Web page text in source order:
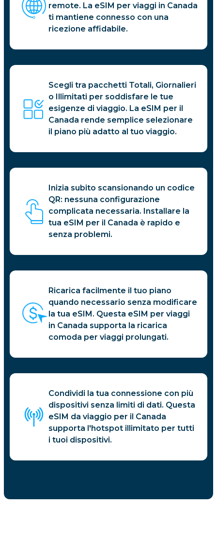
remote. La eSIM per viaggi in Canada
ti mantiene connesso con una
ricezione affidabile.
Scegli tra pacchetti Totali, Giornalieri
o Illimitati per soddisfare le tue
esigenze di viaggio. La eSIM per il
Canada rende semplice selezionare
il piano più adatto al tuo viaggio.
Inizia subito scansionando un codice
QR: nessuna configurazione
complicata necessaria. Installare la
tua eSIM per il Canada è rapido e
senza problemi.
Ricarica facilmente il tuo piano
quando necessario senza modificare
la tua eSIM. Questa eSIM per viaggi
in Canada supporta la ricarica
comoda per viaggi prolungati.
Condividi la tua connessione con più
dispositivi senza limiti di dati. Questa
eSIM da viaggio per il Canada
supporta l'hotspot illimitato per tutti
i tuoi dispositivi.